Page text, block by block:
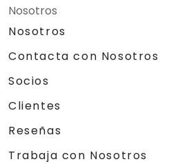
Nosotros
Nosotros
Contacta con Nosotros
Socios
Clientes
Reseñas
Trabaja con Nosotros